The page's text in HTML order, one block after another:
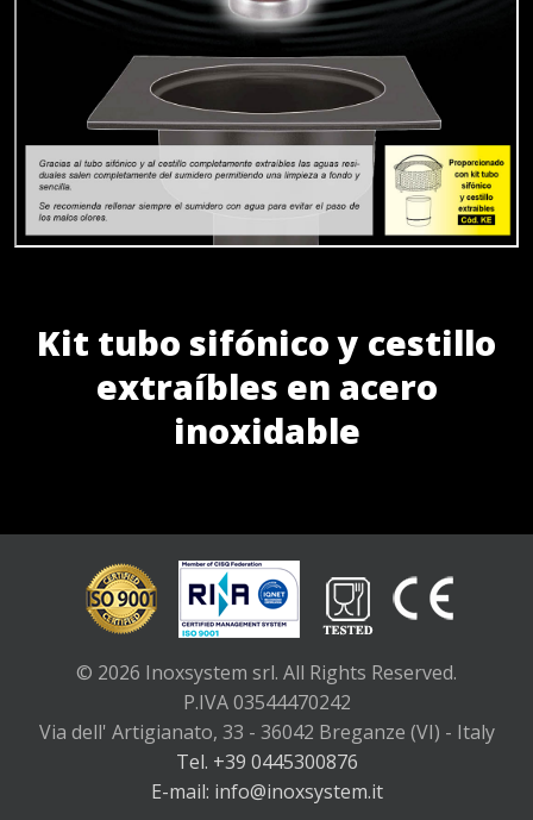
Kit tubo sifónico y cestillo
extraíbles en acero
inoxidable
© 2026 Inoxsystem srl. All Rights Reserved.
P.IVA 03544470242
Via dell' Artigianato, 33 - 36042 Breganze (VI) - Italy
Tel. +39 0445300876
E-mail: info@inoxsystem.it